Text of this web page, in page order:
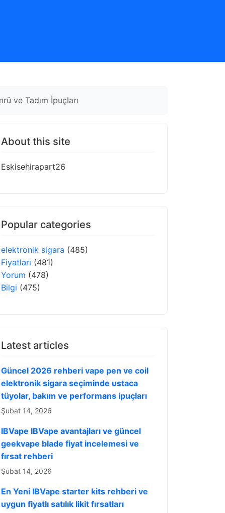
ve Tadım İpuçları
About this site
Eskisehirapart26
Popular categories
elektronik sigara (485)
Fiyatları (481)
Yorum (478)
Bilgi (475)
Latest articles
Güncel 2026 rehberi vape pen ve coil
elektronik sigara seçiminde ustaca
tüyolar, bakım ve performans ipuçları
Şubat 14, 2026
IBVape IBVape avantajları ve güncel
geekvape blade fiyat incelemesi ve
fırsat rehberi
Şubat 14, 2026
En Yeni IBVape starter kits rehberi ve
uygun fiyatlı satılık likit fırsatları